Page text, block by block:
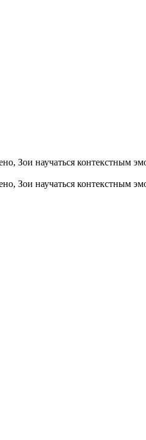
Зои научаться контекстным
Зои научаться контекстным